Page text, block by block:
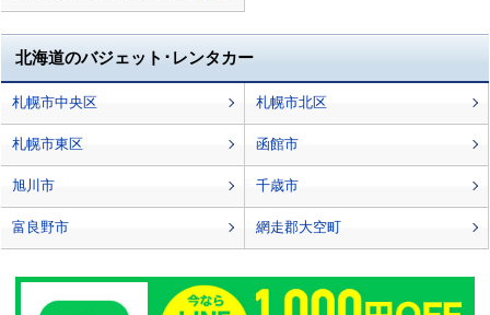
北海道のバジェット･レンタカー
札幌市中央区 札幌市北区
札幌市東区 函館市
旭川市 千歳市
富良野市 網走郡大空町